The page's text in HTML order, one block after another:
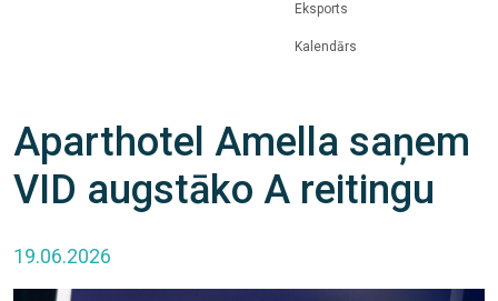
Eksports
Kalendārs
Aparthotel Amella saņem
VID augstāko A reitingu
19.06.2026